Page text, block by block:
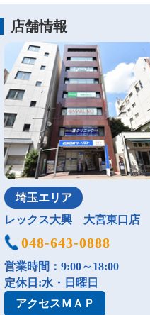
店舗情報
埼玉エリア
レックス大興 大宮東口店
048-643-0888
営業時間：9:00～18:00
定休日:水・日曜日
アクセスＭＡＰ